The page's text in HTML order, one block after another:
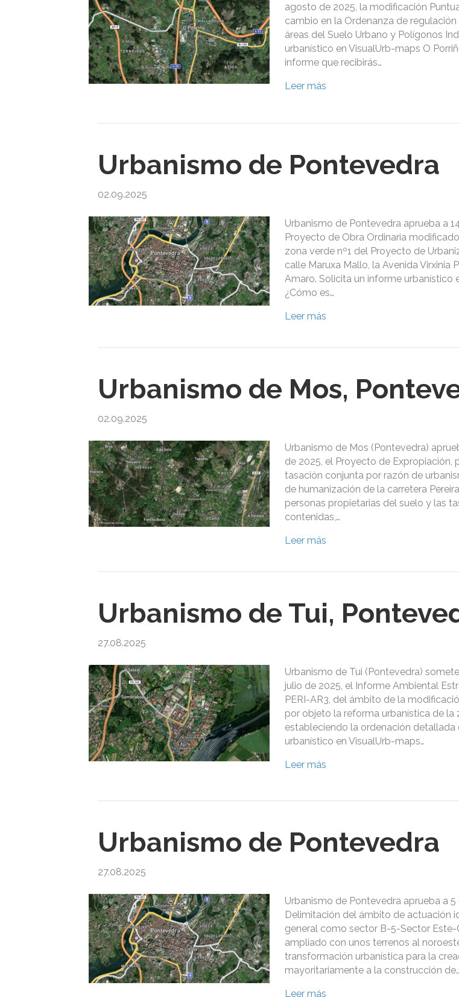
agosto de 2025, la modificación
cambio en la Ordenanza de
áreas del Suelo Urbano y Polígonos
urbanístico en VisualUrb-maps O
informe que recibirás…
Leer más
Urbanismo de Pontevedra
02.09.2025
Urbanismo de Pontevedra aprueba a
Proyecto de Obra Ordinaria
zona verde nº1 del Proyecto de
calle Maruxa Mallo, la Avenida Virxinia
Amaro. Solicita un informe urbanístico
¿Cómo es…
Leer más
Urbanismo de Mos,
02.09.2025
Urbanismo de Mos (Pontevedra)
de 2025, el Proyecto de Expropiación,
tasación conjunta por razón de
de humanización de la carretera
personas propietarias del suelo y las
contenidas,…
Leer más
Urbanismo de Tui,
27.08.2025
Urbanismo de Tui (Pontevedra)
julio de 2025, el Informe Ambiental
PERI-AR3, del ámbito de la
por objeto la reforma urbanística de la
estableciendo la ordenación
urbanístico en VisualUrb-maps…
Leer más
Urbanismo de Pontevedra
27.08.2025
Urbanismo de Pontevedra aprueba a
Delimitación del ámbito de actuación
general como sector B-5-Sector Este-
ampliado con unos terrenos al
transformación urbanística para la
mayoritariamente a la construcción de…
Leer más